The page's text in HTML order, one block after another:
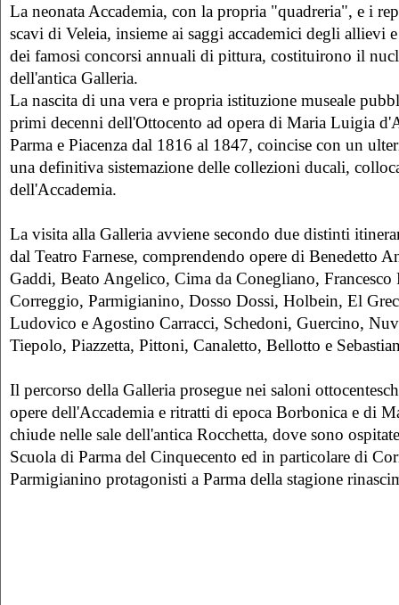
La neonata Accademia, con la propria "quadreria", e i
scavi di Veleia, insieme ai saggi accademici degli allievi
dei famosi concorsi annuali di pittura, costituirono il
dell'antica Galleria.
La nascita di una vera e propria istituzione museale
primi decenni dell'Ottocento ad opera di Maria Luigia
Parma e Piacenza dal 1816 al 1847, coincise con un
una definitiva sistemazione delle collezioni ducali,
dell'Accademia.
La visita alla Galleria avviene secondo due distinti
dal Teatro Farnese, comprendendo opere di Benedetto
Gaddi, Beato Angelico, Cima da Conegliano, Francesco
Correggio, Parmigianino, Dosso Dossi, Holbein, El
Ludovico e Agostino Carracci, Schedoni, Guercino,
Tiepolo, Piazzetta, Pittoni, Canaletto, Bellotto e
Il percorso della Galleria prosegue nei saloni
opere dell'Accademia e ritratti di epoca Borbonica e di
chiude nelle sale dell'antica Rocchetta, dove sono
Scuola di Parma del Cinquecento ed in particolare di
Parmigianino protagonisti a Parma della stagione